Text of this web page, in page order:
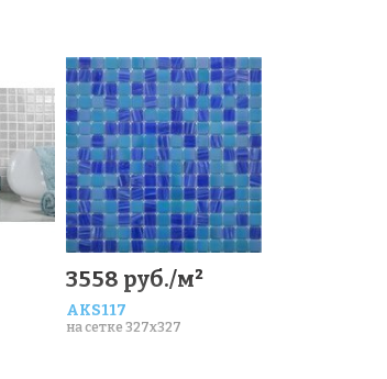
3558 руб./м²
AKS117
на сетке 327x327